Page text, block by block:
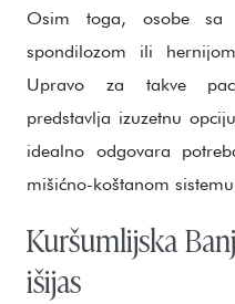
Osim toga, osobe sa
spondilozom ili
Upravo za takve
predstavlja izuzetnu
idealno odgovara
mišićno-koštanom
Kuršumlijska
išijas